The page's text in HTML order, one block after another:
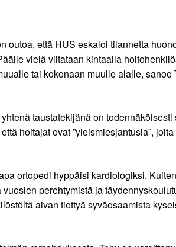
että HUS eskaloi tilannetta
vielä viitataan kintaalla
tai kokonaan muulle alalle, sanoo
taustatekijänä on
hoitajat ovat ”yleismiesjantusia”,
ortopedi hyppäisi kardiologiksi.
perehtymistä ja
aivan tiettyä syväosaamista